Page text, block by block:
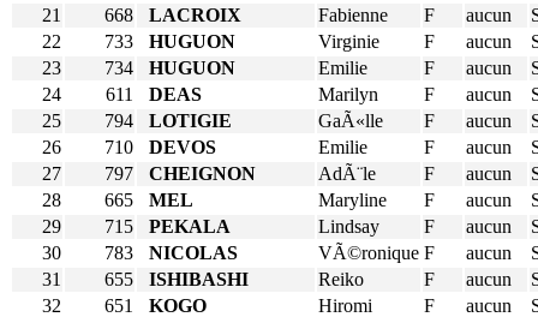
21
668 LACROIX Fabienne F aucun
22
733 HUGUON Virginie F aucun
23
734 HUGUON Emilie F aucun
24
611 DEAS Marilyn F aucun
25
794 LOTIGIE GaÃ«lle F aucun
26
710 DEVOS Emilie F aucun
27
797 CHEIGNON AdÃ¨le F aucun
28
665 MEL Maryline F aucun
29
715 PEKALA Lindsay F aucun
30
783 NICOLAS VÃ©ronique F aucun
31
655 ISHIBASHI Reiko F aucun
32
651 KOGO Hiromi F aucun